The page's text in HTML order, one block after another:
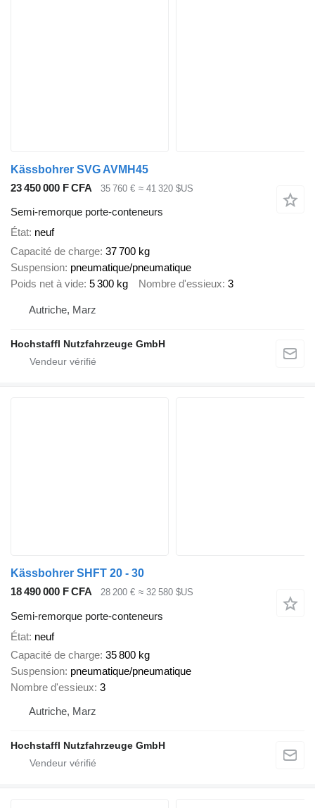
Kässbohrer SVG AVMH45
23 450 000 F CFA
35 760 € ≈ 41 320 $US
Semi-remorque porte-conteneurs
État neuf
Capacité de charge 37 700 kg
Suspension pneumatique/pneumatique
Poids net à vide 5 300 kg Nombre d'essieux 3
Autriche, Marz
Hochstaffl Nutzfahrzeuge GmbH
Kässbohrer SHFT 20 - 30
18 490 000 F CFA
28 200 € ≈ 32 580 $US
Semi-remorque porte-conteneurs
État neuf
Capacité de charge 35 800 kg
Suspension pneumatique/pneumatique
Nombre d'essieux 3
Autriche, Marz
Hochstaffl Nutzfahrzeuge GmbH